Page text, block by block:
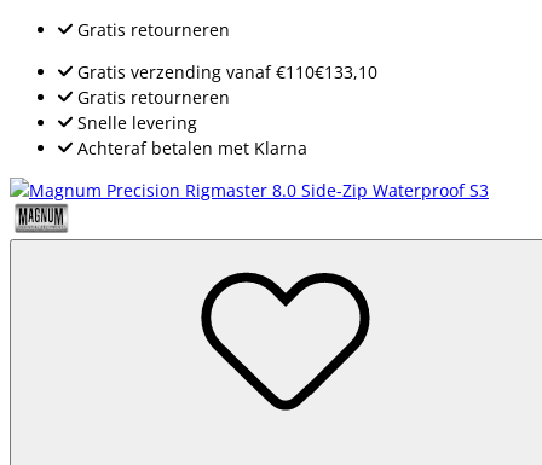
Gratis retourneren
Gratis verzending vanaf€110€133,10
Gratis retourneren
Snelle levering
Achteraf betalen met Klarna